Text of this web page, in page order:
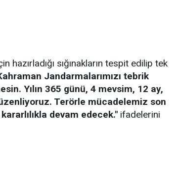
hazırladığı sığınakların tespit edilip tek
Jandarmalarımızı tebrik
Yılın 365 günü, 4 mevsim, 12 ay,
Terörle mücadelemiz son
devam edecek." ifadelerini